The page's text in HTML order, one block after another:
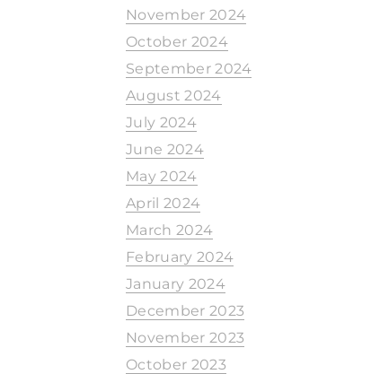
November 2024
October 2024
September 2024
August 2024
July 2024
June 2024
May 2024
April 2024
March 2024
February 2024
January 2024
December 2023
November 2023
October 2023